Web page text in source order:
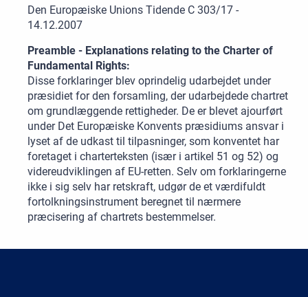
Den Europæiske Unions Tidende C 303/17 -
14.12.2007
Preamble - Explanations relating to the Charter of
Fundamental Rights:
Disse forklaringer blev oprindelig udarbejdet under
præsidiet for den forsamling, der udarbejdede chartret
om grundlæggende rettigheder. De er blevet ajourført
under Det Europæiske Konvents præsidiums ansvar i
lyset af de udkast til tilpasninger, som konventet har
foretaget i charterteksten (især i artikel 51 og 52) og
videreudviklingen af EU-retten. Selv om forklaringerne
ikke i sig selv har retskraft, udgør de et værdifuldt
fortolkningsinstrument beregnet til nærmere
præcisering af chartrets bestemmelser.